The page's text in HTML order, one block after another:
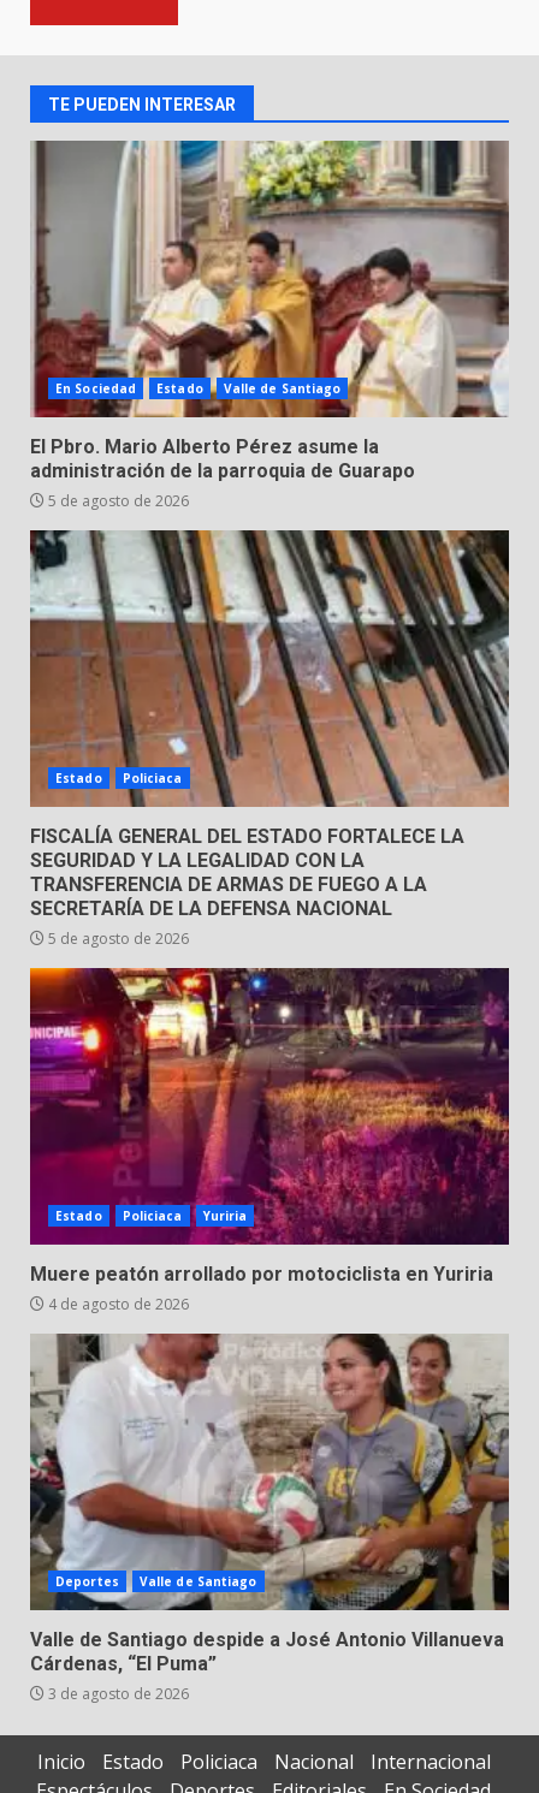
2
FUEGO A LA SECRETARÍA DE LA
5 de agosto de 2026
Muere peatón arrollado por
motociclista en Yuriria
4 de agosto de 2026
4
Valle de Santiago despide a
José Antonio Villanueva
Cárdenas, “El Puma”
3 de agosto de 2026
5
Hombre pierde la vida en
tabiquera
6
Emboscada a policías en Yuriria
31 de julio de 2026
Envía Gobierno de la Gente más
de 77 mil
30 de julio de 2026
TE PUEDEN INTERESAR
En Sociedad Estado Valle de Santiago
El Pbro. Mario Alberto Pérez asume la
administración de la parroquia de Guarapo
5 de agosto de 2026
Estado Policiaca
FISCALÍA GENERAL DEL ESTADO FORTALECE LA
SEGURIDAD Y LA LEGALIDAD CON LA
TRANSFERENCIA DE ARMAS DE FUEGO A LA
SECRETARÍA DE LA DEFENSA NACIONAL
5 de agosto de 2026
Estado Policiaca Yuriria
Muere peatón arrollado por motociclista en Yuriria
4 de agosto de 2026
Deportes Valle de Santiago
Valle de Santiago despide a José Antonio Villanueva
Cárdenas, “El Puma”
3 de agosto de 2026
Inicio Estado Policiaca Nacional
Internacional